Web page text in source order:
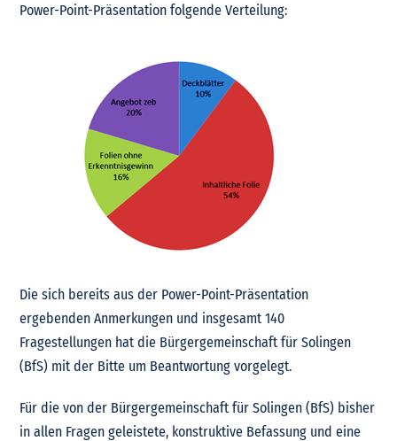
Power-Point-Präsentation folgende Verteilung:
Die sich bereits aus der Power-Point-Präsentation
ergebenden Anmerkungen und insgesamt 140
Fragestellungen hat die Bürgergemeinschaft für Solingen
(BfS) mit der Bitte um Beantwortung vorgelegt.
Für die von der Bürgergemeinschaft für Solingen (BfS) bisher
in allen Fragen geleistete, konstruktive Befassung und eine